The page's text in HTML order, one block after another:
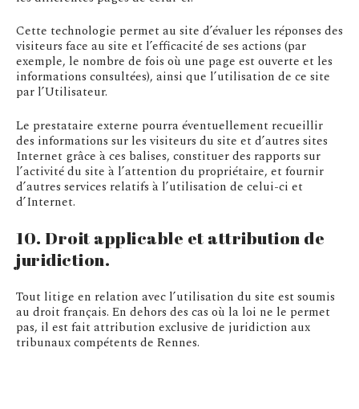
Cette technologie permet au site d’évaluer les réponses des
visiteurs face au site et l’efficacité de ses actions (par
exemple, le nombre de fois où une page est ouverte et les
informations consultées), ainsi que l’utilisation de ce site
par l’Utilisateur.
Le prestataire externe pourra éventuellement recueillir
des informations sur les visiteurs du site et d’autres sites
Internet grâce à ces balises, constituer des rapports sur
l’activité du site à l’attention du propriétaire, et fournir
d’autres services relatifs à l’utilisation de celui-ci et
d’Internet.
10. Droit applicable et attribution de
juridiction.
Tout litige en relation avec l’utilisation du site est soumis
au droit français. En dehors des cas où la loi ne le permet
pas, il est fait attribution exclusive de juridiction aux
tribunaux compétents de Rennes.